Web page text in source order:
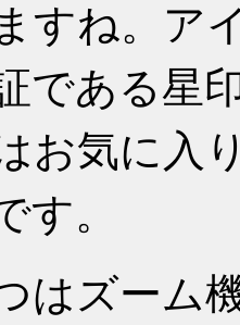
すね。ア
である星
お気に入
す。
はズーム